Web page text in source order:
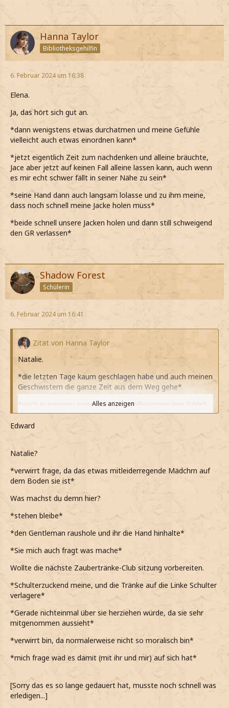
Hanna Taylor
Bibliotheksgehilfin
6. Februar 2024 um 16:38
Elena.
Ja, das hört sich gut an.
*dann wenigstens etwas durchatmen und meine Gefühle
vielleicht auch etwas einordnen kann*
*jetzt eigentlich Zeit zum nachdenken und alleine bräuchte,
Jace aber jetzt auf keinen Fall alleine lassen kann, auch wenn
es mir echt schwer fällt in seiner Nähe zu sein*
*seine Hand dann auch langsam lolasse und zu ihm meine,
dass noch schnell meine Jacke holen muss*
*beide schnell unsere Jacken holen und dann still schweigend
den GR verlassen*
Shadow Forest
Schülerin
6. Februar 2024 um 16:41
Zitat von Hanna Taylor
Natalie.
*die letzten Tage kaum geschlagen habe und auch meinen
Geschwistern die ganze Zeit aus dem Weg gehe*
*mich in meinem inneren einfach vollkommen leer fühle*
*irgendetwas weg ist, aber nicht weiß, was es ist, nur
weiß, dass es sich nicht toll anfühlt, im Gegenteil
wegen meinem Bruder
Danica Talos *
überall haben muss und wieso er das unbedingt mit Oscar
vergessen können, dass ich was für die Schule mache, da
mich einfach nicht gut dafür fühle und gar nichts in meinen
Kopf reingeht, selbst wenn lernen wollen würde*
*im Kerker auf dem kalten Boden gegen die Wand gelehnt
sitze und an die Decke starre*
*nicht einmal mehr Zaubertränke gebraut habe, seit dem
Gespräch mit Oscar*
*es jetzt ja gerade noch gebrauchen kann, dass mein "Ex-
Vorzeigefreund" in den Kerker kommen muss*
Shadow Forest
Alles anzeigen
Edward
Natalie?
*verwirrt frage, da das etwas mitleiderregende Mädchrn auf
dem Boden sie ist*
Was machst du demn hier?
*stehen bleibe*
*den Gentleman raushole und ihr die Hand hinhalte*
*Sie mich auch fragt was mache*
Wollte die nächste Zaubertränke-Club sitzung vorbereiten.
*Schulterzuckend meine, und die Tränke auf die Linke Schulter
verlagere*
*Gerade nichteinmal über sie herziehen würde, da sie sehr
mitgenommen aussieht*
*verwirrt bin, da normalerweise nicht so moralisch bin*
*mich frage wad es damit (mit ihr und mir) auf sich hat*
[Sorry das es so lange gedauert hat, musste noch schnell was
erledigen...]